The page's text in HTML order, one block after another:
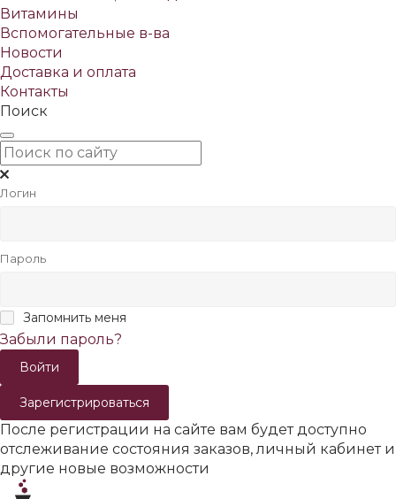
Витамины
Вспомогательные в-ва
Новости
Доставка и оплата
Контакты
Поиск
Логин
Пароль
Запомнить меня
Забыли пароль?
Зарегистрироваться
После регистрации на сайте вам будет доступно
отслеживание состояния заказов, личный кабинет и
другие новые возможности